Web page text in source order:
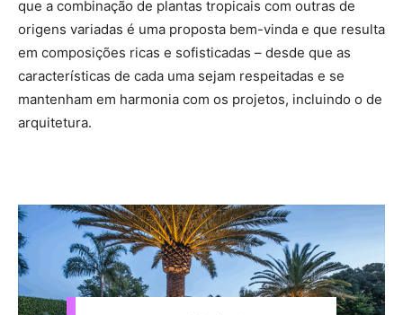
que a combinação de plantas tropicais com outras de
origens variadas é uma proposta bem-vinda e que resulta
em composições ricas e sofisticadas – desde que as
características de cada uma sejam respeitadas e se
mantenham em harmonia com os projetos, incluindo o de
arquitetura.